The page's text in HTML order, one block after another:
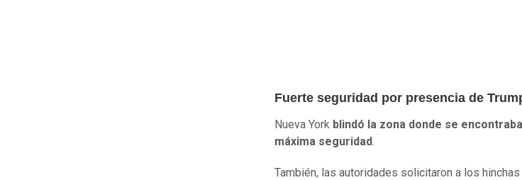
Fuerte seguridad por presencia de
Nueva York blindó la zona donde se
máxima seguridad
También, las autoridades solicitaron a los